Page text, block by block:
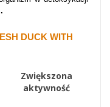
DUCK WITH
Zwiększona
aktywność